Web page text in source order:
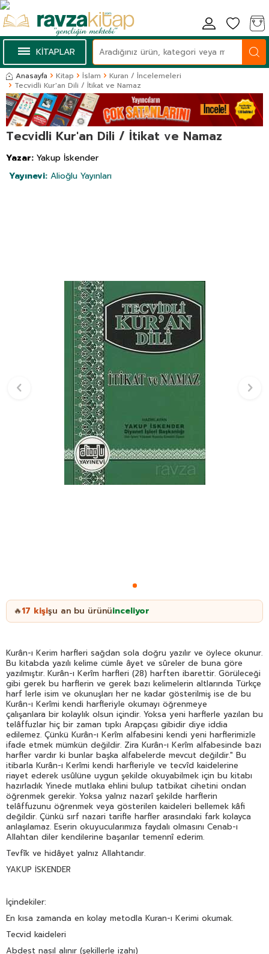
KİTAPLAR
Anasayfa Kitap İslam
Kuran / İncelemeleri
Tecvidli Kur'an Dili / İtikat ve Namaz
Tecvidli Kur'an Dili / İtikat ve Namaz
Yazar: Yakup İskender
Yayınevi: Alioğlu Yayınları
🔥17 kişişu an bu ürünüinceliyor
Kurân-ı Kerim harfleri sağdan sola doğru yazılır ve öylece okunur.
Bu kitabda yazılı kelime cümle âyet ve sûreler de buna göre
yazılmıştır. Kurân-ı Kerîm harfleri (28) harften ibarettir. Görüleceği
gibi gerek bu harflerin ve gerek bazı kelimelerin altlarında Türkçe
harf lerle isim ve okunuşları her ne kadar gösterilmiş ise de bu
Kurân-ı Kerîmi kendi harfleriyle okumayı öğrenmeye
çalışanlara bir kolaylık olsun içindir. Yoksa yeni harflerle yazılan bu
telâffuzlar hiç bir zaman tıpkı Arapçası gibidir diye iddia
edilemez. Çünkü Kurân-ı Kerîm alfabesini kendi yeni harflerimizle
ifade etmek mümkün değildir. Zira Kurân-ı Kerîm alfabesinde bazı
harfler vardır ki bunlar başka alfabelerde mevcut değildir." Bu
itibarla Kurân-ı Kerîmi kendi harfleriyle ve tecvîd kaidelerine
riayet ederek usûlüne uygun şekilde okuyabilmek için bu kitabı
hazırladık Yinede mutlaka ehlini bulup tatbikat cihetini ondan
öğrenmek gerekir. Yoksa yalnız nazarî şekilde harflerin
telâffuzunu öğrenmek veya gösterilen kaideleri bellemek kâfi
değildir. Çünkü sırf nazari tarifle harfler arasındaki fark kolayca
anlaşılamaz. Eserin okuyucularımıza faydalı olmasını Cenab-ı
Allahtan diler kendilerine başarılar temennî ederim.
Tevfîk ve hidâyet yalnız Allahtandır.
YAKUP İSKENDER
İçindekiler:
En kısa zamanda en kolay metodla Kuran-ı Kerimi okumak.
Tecvid kaideleri
Abdest nasıl alınır (şekillerle izahı)